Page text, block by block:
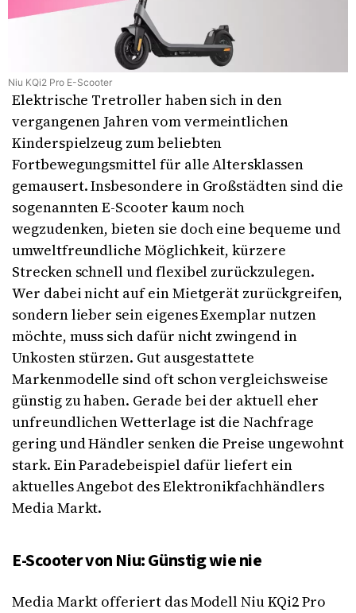
Niu KQi2 Pro E-Scooter
Elektrische Tretroller haben sich in den
vergangenen Jahren vom vermeintlichen
Kinderspielzeug zum beliebten
Fortbewegungsmittel für alle Altersklassen
gemausert. Insbesondere in Großstädten sind die
sogenannten E-Scooter kaum noch
wegzudenken, bieten sie doch eine bequeme und
umweltfreundliche Möglichkeit, kürzere
Strecken schnell und flexibel zurückzulegen.
Wer dabei nicht auf ein Mietgerät zurückgreifen,
sondern lieber sein eigenes Exemplar nutzen
möchte, muss sich dafür nicht zwingend in
Unkosten stürzen. Gut ausgestattete
Markenmodelle sind oft schon vergleichsweise
günstig zu haben. Gerade bei der aktuell eher
unfreundlichen Wetterlage ist die Nachfrage
gering und Händler senken die Preise ungewohnt
stark. Ein Paradebeispiel dafür liefert ein
aktuelles Angebot des Elektronikfachhändlers
Media Markt.
E-Scooter von Niu: Günstig wie nie
Media Markt offeriert das Modell Niu KQi2 Pro